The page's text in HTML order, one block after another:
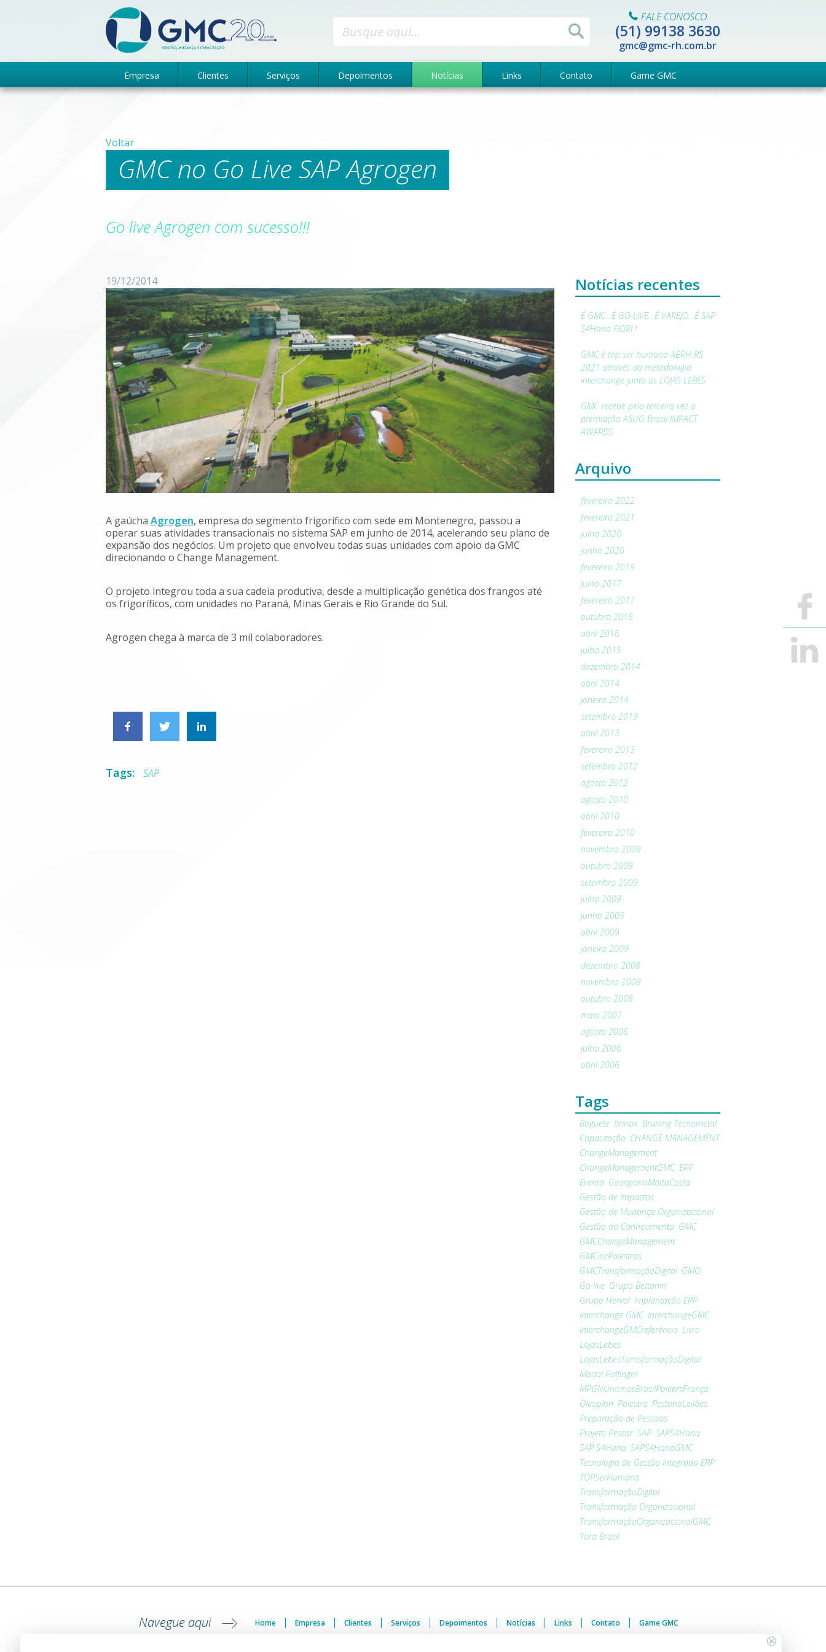
FALE CONOSCO
(51) 99138 3630
gmc@gmc-rh.com.br
Empresa Clientes Serviços Depoimentos Notícias Links Contato Game GMC
Voltar
GMC no Go Live SAP Agrogen
Go live Agrogen com sucesso!!!
Notícias recentes
É GMC…É GO-LIVE…É VAREJO…É SAP
S4Hana FIORI !
GMC é top ser humano ABRH RS
2021 através da metodologia
interchange junto as LOJAS LEBES
GMC recebe pela terceira vez a
premiação ASUG Brasil IMPACT
AWARDS
Arquivo
fevereiro 2022
fevereiro 2021
julho 2020
junho 2020
fevereiro 2019
julho 2017
fevereiro 2017
outubro 2016
abril 2016
julho 2015
dezembro 2014
abril 2014
janeiro 2014
setembro 2013
abril 2013
fevereiro 2013
setembro 2012
agosto 2012
agosto 2010
abril 2010
fevereiro 2010
novembro 2009
outubro 2009
setembro 2009
julho 2009
junho 2009
abril 2009
janeiro 2009
dezembro 2008
novembro 2008
outubro 2008
maio 2007
agosto 2006
julho 2006
abril 2006
Tags
Baguete brinox Bruning Tecnometal
Capacitação CHANGE MANAGEMENT
ChangeManagement
ChangeManagementGMC ERP
Evento GeorgianaMottaCosta
Gestão de Impactos
Gestão de Mudança Organizacional
Gestão do Conhecimento GMC
GMCChangeManagement
GMCincPalestras
GMCTransformaçãoDigital GMO
Go-live Grupo Bettanin
Grupo Herval Implantação ERP
interchange GMC InterchangeGMC
InterchangeGMCreferência Livro
LojasLebes
LojasLebesTarnsformaçãoDigital
Madal Palfinger
MPGNUnisinosBrasilPoitiersFrança
Oleoplan Palestra PestanaLeilões.
Preparação de Pessoas
Projeto Pescar SAP SAPS4Hana
SAP S4Hana SAPS4HanaGMC
Tecnologia de Gestão Integrada ERP
TOPSerHumano
TransformaçãoDigital
Transformação Organizacional
TransformaçãoOrganizacionalGMC
Yara Brasil
19/12/2014
A gaúcha Agrogen, empresa do segmento frigorífico com sede em Montenegro, passou a
operar suas atividades transacionais no sistema SAP em junho de 2014, acelerando seu plano de
expansão dos negócios. Um projeto que envolveu todas suas unidades com apoio da GMC
direcionando o Change Management.
O projeto integrou toda a sua cadeia produtiva, desde a multiplicação genética dos frangos até
os frigoríficos, com unidades no Paraná, Minas Gerais e Rio Grande do Sul.
Agrogen chega à marca de 3 mil colaboradores.
Tags: SAP
Navegue aqui Home Empresa Clientes Serviços Depoimentos Notícias Links Contato Game GMC